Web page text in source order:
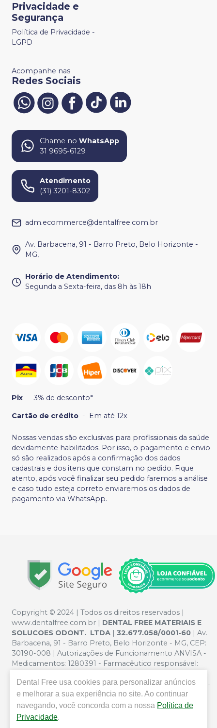
Privacidade e
Segurança
Política de Privacidade -
LGPD
Acompanhe nas
Redes Sociais
Chame no WhatsApp
31 9695-6129
Atendimento
(31) 3201-8302
adm.ecommerce@dentalfree.com.br
Av. Barbacena, 91 - Barro Preto, Belo Horizonte -
MG,
Horário de Atendimento:
Segunda a Sexta-feira, das 8h às 18h
Pix - 3% de desconto*
Cartão de crédito - Em até 12x
Nossas vendas são exclusivas para profissionais da saúde
devidamente habilitados. Por isso, o pagamento e envio
só são realizados após a confirmação dos dados
cadastrais e dos itens que constam no pedido. Fique
atento, após você finalizar seu pedido faremos a análise
e caso tudo esteja correto enviaremos os dados de
pagamento via WhatsApp.
Copyright © 2024 | Todos os direitos reservados |
www.dentalfree.com.br | DENTAL FREE MATERIAIS E
SOLUCOES ODONT. LTDA
32.677.058/0001-60
| Av.
Barbacena, 91 - Barro Preto, Belo Horizonte - MG, CEP:
30190-008 | Autorizações de Funcionamento ANVISA -
Medicamentos: 1280391 - Farmacêutico responsável:
Privacidade e Segurança - Fotos meramente ilustrativas -
Os preços e condições da loja virtual estão sujeitos a
alterações. Em caso de divergência de preços no site, o
valor válido é o do Carrinho de Compra. Não vendemos
Dental Free usa cookies para personalizar anúncios
e melhorar a sua experiência no site. Ao continuar
navegando, você concorda com a nossa Política de
Privacidade.